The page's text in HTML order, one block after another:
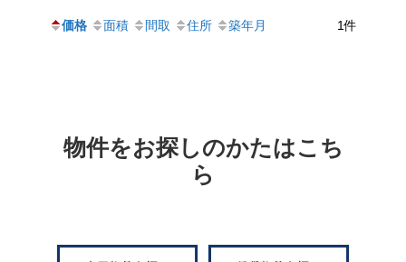
価格 面積 間取 住所 築年月 1件
物件をお探しのかたはこち
ら